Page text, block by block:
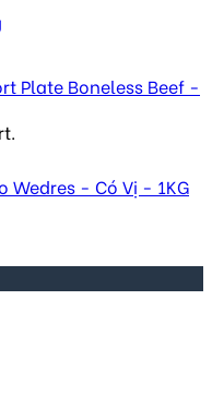
Plate Boneless Beef -
Wedres - Có Vị - 1KG